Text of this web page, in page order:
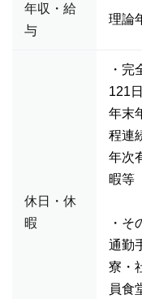
年収・給
与
理論
休日・休
暇
・
121日
年末
程連
年次
暇等
・そ
通勤
寮・
員食